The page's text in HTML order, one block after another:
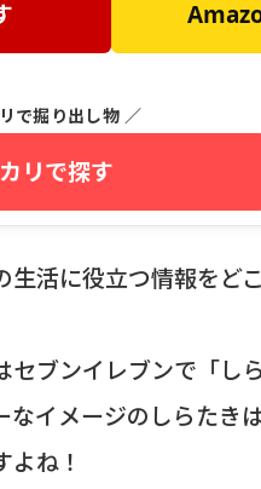
で掘り出し物 ／
リで探す
生活に役立つ情報をど
セブンイレブンで「し
なイメージのしらたき
ね！